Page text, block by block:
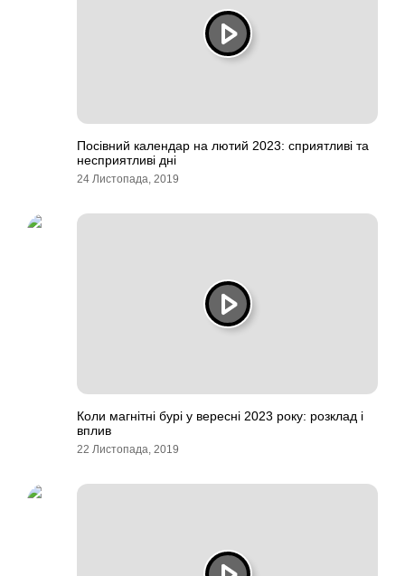
Посівний календар на лютий 2023: сприятливі та
несприятливі дні
24 Листопада, 2019
Коли магнітні бурі у вересні 2023 року: розклад і
вплив
22 Листопада, 2019